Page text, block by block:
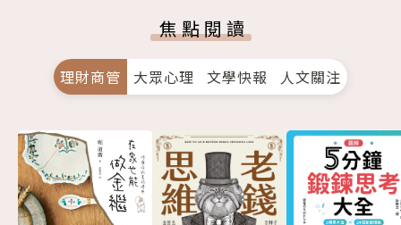
焦點閱讀
理財商管 大眾心理 文學快報 人文關注